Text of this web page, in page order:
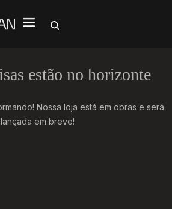
estão no horizonte
Nossa loja está em obras e será
lançada em breve!